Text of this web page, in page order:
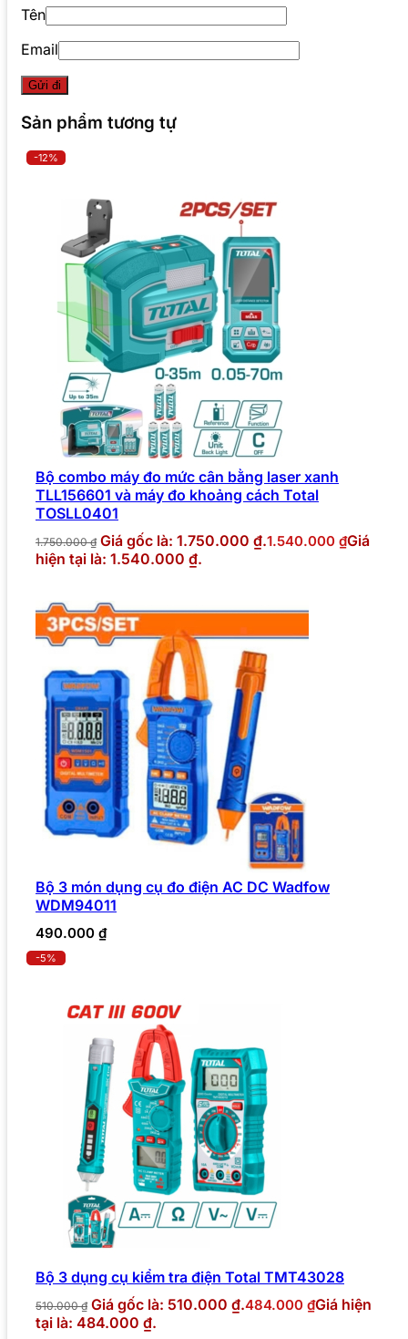
Tên
Email
Sản phẩm tương tự
-12%
Bộ combo máy đo mức cân bằng laser xanh
TLL156601 và máy đo khoảng cách Total
TOSLL0401
1.750.000₫ Giá gốc là: 1.750.000 ₫.1.540.000 ₫Giá
hiện tại là: 1.540.000 ₫.
Bộ 3 món dụng cụ đo điện AC DC Wadfow
WDM94011
490.000 ₫
-5%
Bộ 3 dụng cụ kiểm tra điện Total TMT43028
510.000₫ Giá gốc là: 510.000 ₫.484.000 ₫Giá hiện
tại là: 484.000 ₫.